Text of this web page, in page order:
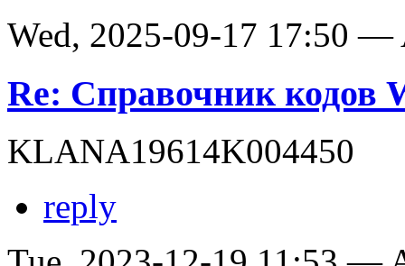
Wed, 2025-09-17 17:50 —
Re: Справочник кодов
KLANA19614K004450
reply